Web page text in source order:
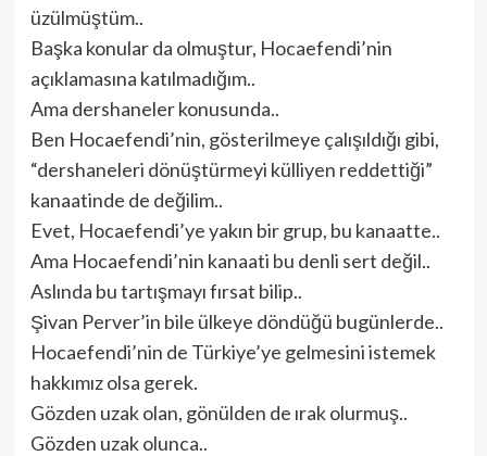
üzülmüştüm..
Başka konular da olmuştur, Hocaefendi’nin
açıklamasına katılmadığım..
Ama dershaneler konusunda..
Ben Hocaefendi’nin, gösterilmeye çalışıldığı gibi,
“dershaneleri dönüştürmeyi külliyen reddettiği”
kanaatinde de değilim..
Evet, Hocaefendi’ye yakın bir grup, bu kanaatte..
Ama Hocaefendi’nin kanaati bu denli sert değil..
Aslında bu tartışmayı fırsat bilip..
Şivan Perver’in bile ülkeye döndüğü bugünlerde..
Hocaefendi’nin de Türkiye’ye gelmesini istemek
hakkımız olsa gerek.
Gözden uzak olan, gönülden de ırak olurmuş..
Gözden uzak olunca..